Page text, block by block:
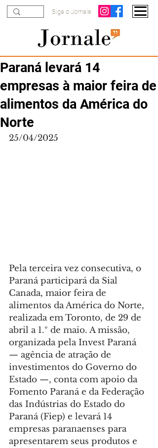
Siga o Jornale
Paraná levará 14
empresas à maior feira de
alimentos da América do
Norte
25/04/2025
Pela terceira vez consecutiva, o
Paraná participará da Sial
Canada, maior feira de
alimentos da América do Norte,
realizada em Toronto, de 29 de
abril a 1.º de maio. A missão,
organizada pela Invest Paraná
— agência de atração de
investimentos do Governo do
Estado —, conta com apoio da
Fomento Paraná e da Federação
das Indústrias do Estado do
Paraná (Fiep) e levará 14
empresas paranaenses para
apresentarem seus produtos e